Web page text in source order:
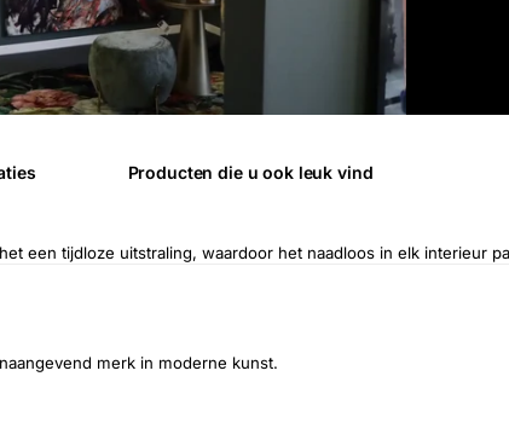
Producten die u ook leuk vind
een tijdloze uitstraling, waardoor het naadloos in elk interieur
merk in moderne kunst.